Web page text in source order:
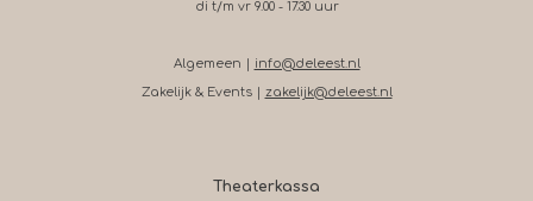
di t/m vr 9.00 - 17.30 uur
Algemeen | info@deleest.nl
Zakelijk & Events | zakelijk@deleest.nl
Theaterkassa